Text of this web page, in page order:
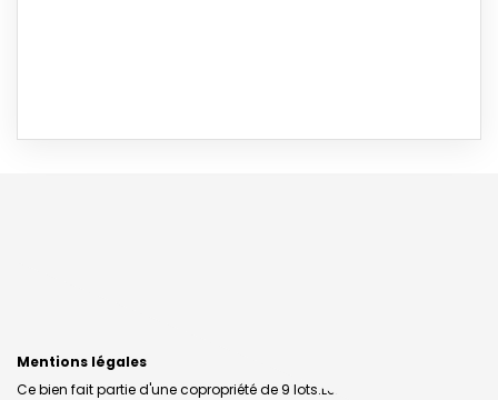
Mentions légales
Ce bien fait partie d'une copropriété de 9 lots.Les charges annuelles